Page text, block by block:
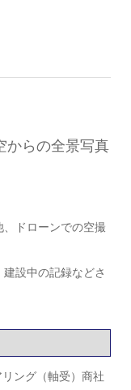
からの全景写真
ドローンでの空撮
設中の記録などさ
ング（軸受）商社